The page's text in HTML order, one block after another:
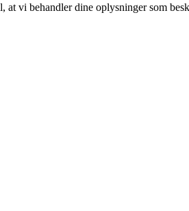
vi behandler dine oplysninger som